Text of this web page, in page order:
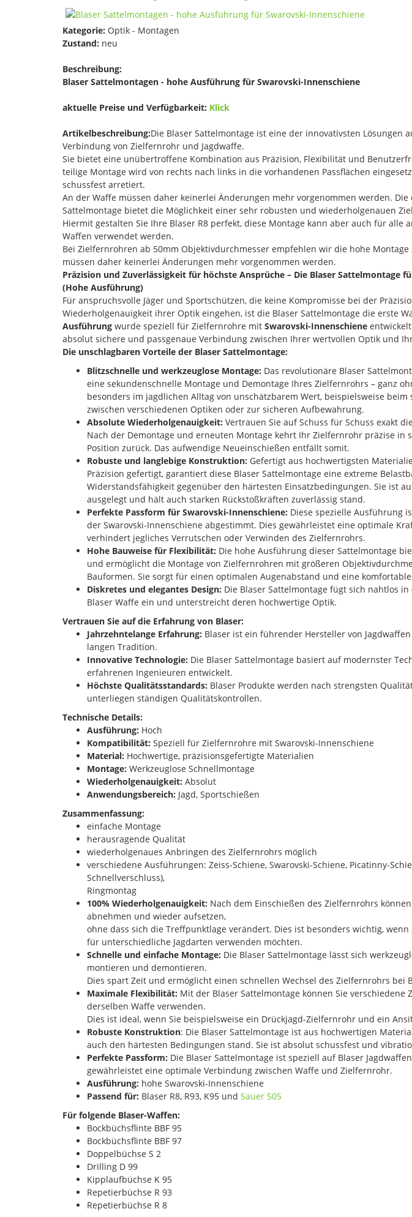
Kategorie: Optik - Montagen
Zustand: neu
Beschreibung:
Blaser Sattelmontagen - hohe Ausführung für Swarovski-Innenschiene
aktuelle Preise und Verfügbarkeit: Klick
Artikelbeschreibung:Die Blaser Sattelmontage ist eine der innovativsten Lösungen
Verbindung von Zielfernrohr und Jagdwaffe.
Sie bietet eine unübertroffene Kombination aus Präzision, Flexibilität und
teilige Montage wird von rechts nach links in die vorhandenen Passflächen
schussfest arretiert.
An der Waffe müssen daher keinerlei Änderungen mehr vorgenommen werden. Die
Sattelmontage bietet die Möglichkeit einer sehr robusten und wiederholgenauen
Hiermit gestalten Sie Ihre Blaser R8 perfekt, diese Montage kann aber auch für alle
Waffen verwendet werden.
Bei Zielfernrohren ab 50mm Objektivdurchmesser empfehlen wir die hohe Montage
müssen daher keinerlei Änderungen mehr vorgenommen werden.
Präzision und Zuverlässigkeit für höchste Ansprüche – Die Blaser Sattelmontage
(Hohe Ausführung)
Für anspruchsvolle Jäger und Sportschützen, die keine Kompromisse bei der
Wiederholgenauigkeit ihrer Optik eingehen, ist die Blaser Sattelmontage die erste
Ausführung wurde speziell für Zielfernrohre mit Swarovski-Innenschiene
absolut sichere und passgenaue Verbindung zwischen Ihrer wertvollen Optik und
Die unschlagbaren Vorteile der Blaser Sattelmontage:
Blitzschnelle und werkzeuglose Montage: Das revolutionäre Blaser
eine sekundenschnelle Montage und Demontage Ihres Zielfernrohrs – ganz
besonders im jagdlichen Alltag von unschätzbarem Wert, beispielsweise beim
zwischen verschiedenen Optiken oder zur sicheren Aufbewahrung.
Absolute Wiederholgenauigkeit: Vertrauen Sie auf Schuss für Schuss exakt
Nach der Demontage und erneuten Montage kehrt Ihr Zielfernrohr präzise in
Position zurück. Das aufwendige Neueinschießen entfällt somit.
Robuste und langlebige Konstruktion: Gefertigt aus hochwertigsten
Präzision gefertigt, garantiert diese Blaser Sattelmontage eine extreme
Widerstandsfähigkeit gegenüber den härtesten Einsatzbedingungen. Sie ist
ausgelegt und hält auch starken Rückstoßkräften zuverlässig stand.
Perfekte Passform für Swarovski-Innenschiene: Diese spezielle Ausführung
der Swarovski-Innenschiene abgestimmt. Dies gewährleistet eine optimale
verhindert jegliches Verrutschen oder Verwinden des Zielfernrohrs.
Hohe Bauweise für Flexibilität: Die hohe Ausführung dieser Sattelmontage
und ermöglicht die Montage von Zielfernrohren mit größeren
Bauformen. Sie sorgt für einen optimalen Augenabstand und eine
Diskretes und elegantes Design: Die Blaser Sattelmontage fügt sich nahtlos
Blaser Waffe ein und unterstreicht deren hochwertige Optik.
Vertrauen Sie auf die Erfahrung von Blaser:
Jahrzehntelange Erfahrung: Blaser ist ein führender Hersteller von
langen Tradition.
Innovative Technologie: Die Blaser Sattelmontage basiert auf modernster
erfahrenen Ingenieuren entwickelt.
Höchste Qualitätsstandards: Blaser Produkte werden nach strengsten
unterliegen ständigen Qualitätskontrollen.
Technische Details:
Ausführung: Hoch
Kompatibilität: Speziell für Zielfernrohre mit Swarovski-Innenschiene
Material: Hochwertige, präzisionsgefertigte Materialien
Montage: Werkzeuglose Schnellmontage
Wiederholgenauigkeit: Absolut
Anwendungsbereich: Jagd, Sportschießen
Zusammenfassung:
einfache Montage
herausragende Qualität
wiederholgenaues Anbringen des Zielfernrohrs möglich
verschiedene Ausführungen: Zeiss-Schiene, Swarovski-Schiene, Picatinny-
Schnellverschluss),
Ringmontag
100% Wiederholgenauigkeit: Nach dem Einschießen des Zielfernrohrs
abnehmen und wieder aufsetzen,
ohne dass sich die Treffpunktlage verändert. Dies ist besonders wichtig,
für unterschiedliche Jagdarten verwenden möchten.
Schnelle und einfache Montage: Die Blaser Sattelmontage lässt sich
montieren und demontieren.
Dies spart Zeit und ermöglicht einen schnellen Wechsel des Zielfernrohrs bei
Maximale Flexibilität: Mit der Blaser Sattelmontage können Sie verschiedene
derselben Waffe verwenden.
Dies ist ideal, wenn Sie beispielsweise ein Drückjagd-Zielfernrohr und ein
Robuste Konstruktion: Die Blaser Sattelmontage ist aus hochwertigen
auch den härtesten Bedingungen stand. Sie ist absolut schussfest und
Perfekte Passform: Die Blaser Sattelmontage ist speziell auf Blaser
gewährleistet eine optimale Verbindung zwischen Waffe und Zielfernrohr.
Ausführung: hohe Swarovski-Innenschiene
Passend für: Blaser R8, R93, K95 und Sauer 505
Für folgende Blaser-Waffen:
Bockbüchsflinte BBF 95
Bockbüchsflinte BBF 97
Doppelbüchse S 2
Drilling D 99
Kipplaufbüchse K 95
Repetierbüchse R 93
Repetierbüchse R 8